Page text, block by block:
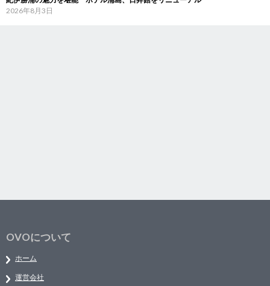
2026年8月3日
OVOについて
ホーム
運営会社